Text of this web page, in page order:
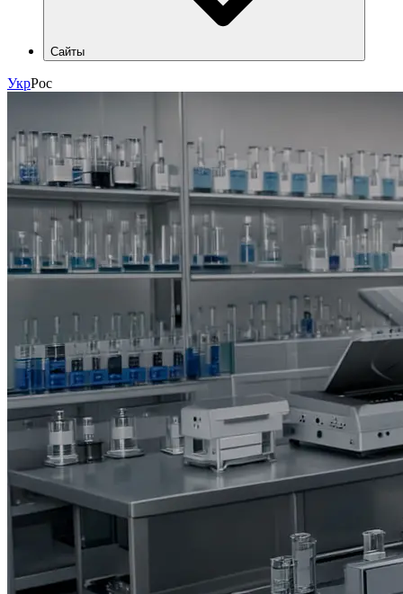
Сайты
ecomonitoring.hlr.ua
apk.hlr.ua
УкрРос